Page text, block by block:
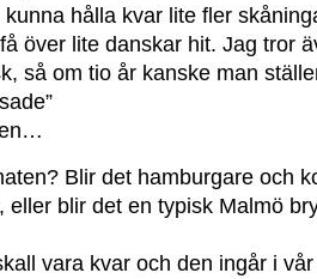
hålla kvar lite fler
över lite danskar hit. Jag tror
så om tio år kanske man
Blir det hamburgare och
eller blir det en typisk Malmö
vara kvar och den ingår i